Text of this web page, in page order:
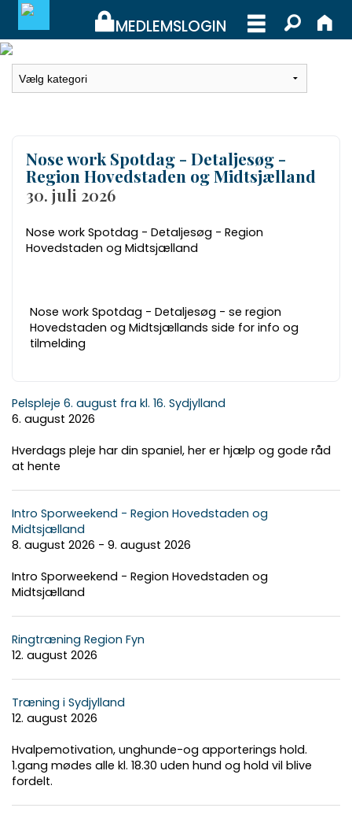
MEDLEMSLOGIN
MEDLEMSLOGIN
WEBSHOP
Nose work Spotdag - Detaljesøg -
Region Hovedstaden og Midtsjælland
30. juli 2026
Nose work Spotdag - Detaljesøg - Region
Hovedstaden og Midtsjælland
Nose work Spotdag - Detaljesøg - se region
Hovedstaden og Midtsjællands side for info og
tilmelding
Pelspleje 6. august fra kl. 16. Sydjylland
6. august 2026
Hverdags pleje har din spaniel, her er hjælp og gode råd
at hente
Intro Sporweekend - Region Hovedstaden og
Midtsjælland
8. august 2026 - 9. august 2026
Intro Sporweekend - Region Hovedstaden og
Midtsjælland
Ringtræning Region Fyn
12. august 2026
Træning i Sydjylland
12. august 2026
Hvalpemotivation, unghunde-og apporterings hold.
1.gang mødes alle kl. 18.30 uden hund og hold vil blive
fordelt.